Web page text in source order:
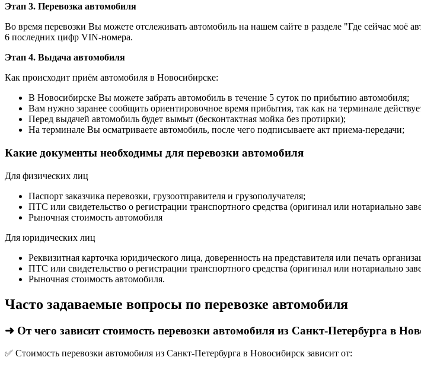
Этап 3. Перевозка автомобиля
Во время перевозки Вы можете отслеживать автомобиль на нашем сайте в разделе "Где сейчас
6 последних цифр VIN-номера.
Этап 4. Выдача автомобиля
Как происходит приём автомобиля в Новосибирске:
В Новосибирске Вы можете забрать автомобиль в течение 5 суток по прибытию автомобиля;
Вам нужно заранее сообщить ориентировочное время прибытия, так как на терминале
Перед выдачей автомобиль будет вымыт (бесконтактная мойка без протирки);
На терминале Вы осматриваете автомобиль, после чего подписываете акт приема-передачи;
Какие документы необходимы для перевозки автомобиля
Для физических лиц
Паспорт заказчика перевозки, грузоотправителя и грузополучателя;
ПТС или свидетельство о регистрации транспортного средства (оригинал или нотариально
Рыночная стоимость автомобиля
Для юридических лиц
Реквизитная карточка юридического лица, доверенность на представителя или печать
ПТС или свидетельство о регистрации транспортного средства (оригинал или нотариально
Рыночная стоимость автомобиля.
Часто задаваемые вопросы по перевозке автомобиля
➜ От чего зависит стоимость перевозки автомобиля из Санкт-Петербурга в
✅ Стоимость перевозки автомобиля из Санкт-Петербурга в Новосибирск зависит от: